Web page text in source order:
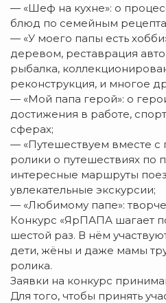
— «Шеф на кухне»: о
блюд по семейным
— «У моего папы есть
деревом, реставрация
рыбалка,
реконструкция, и многое
— «Мой папа герой»: о
достижения в работе,
сферах;
— «Путешествуем вместе с
ролики о путешествиях по
интересные маршруты
увлекательные экскурсии;
— «Любимому папе»:
Конкурс «ЯрПАПА шагает
шестой раз. В нём
дети, жёны и даже мамы
ролика.
Заявки на конкурс
Для того, чтобы принять